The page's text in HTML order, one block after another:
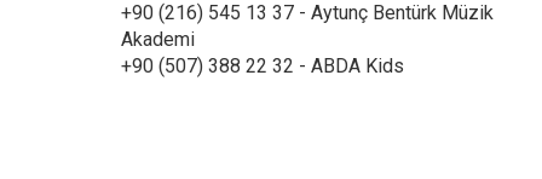
+90 (216) 545 13 37 - Aytunç Bentürk Müzik
Akademi
+90 (507) 388 22 32 - ABDA Kids